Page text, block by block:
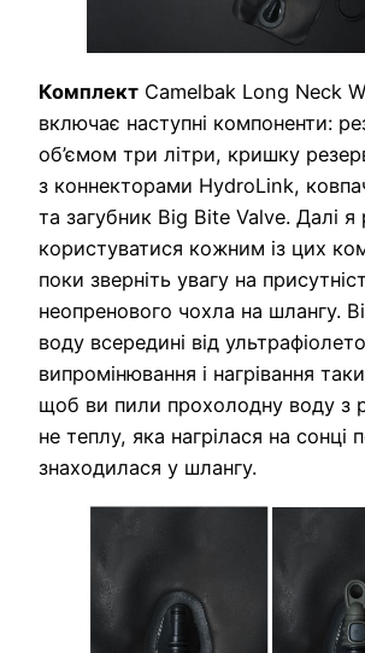
Комплект Camelbak Long Neck
включає наступні компоненти:
об’ємом три літри, кришку
з коннекторами HydroLink,
та загубник Big Bite Valve. Далі
користуватися кожним із цих
поки зверніть увагу на
неопренового чохла на шлангу.
воду всередині від
випромінювання і нагрівання
щоб ви пили прохолодну воду з
не теплу, яка нагрілася на сонці
знаходилася у шлангу.